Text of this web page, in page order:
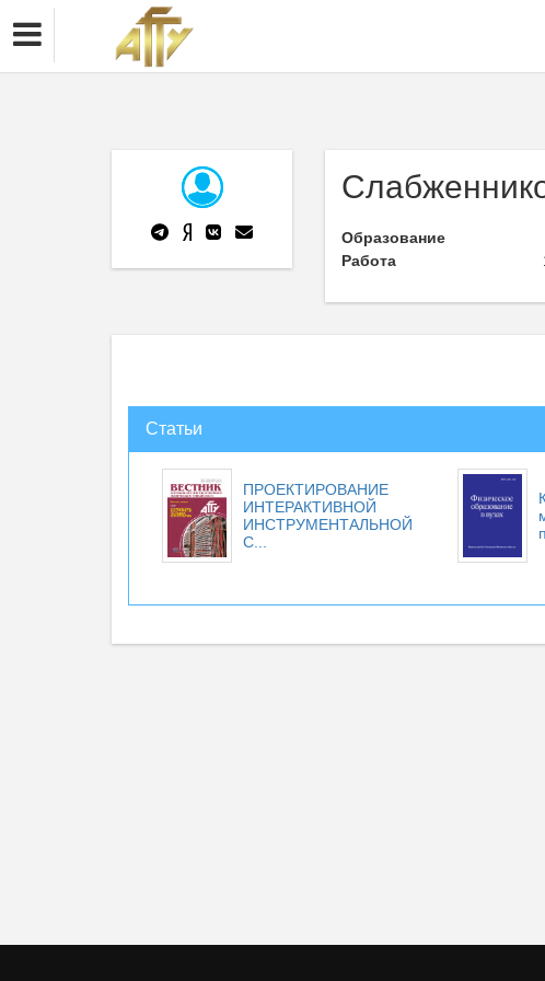
Образование
Работа
Статьи
ПРОЕКТИРОВАНИЕ
ИНТЕРАКТИВНОЙ
ИНСТРУМЕНТАЛЬНОЙ
С...